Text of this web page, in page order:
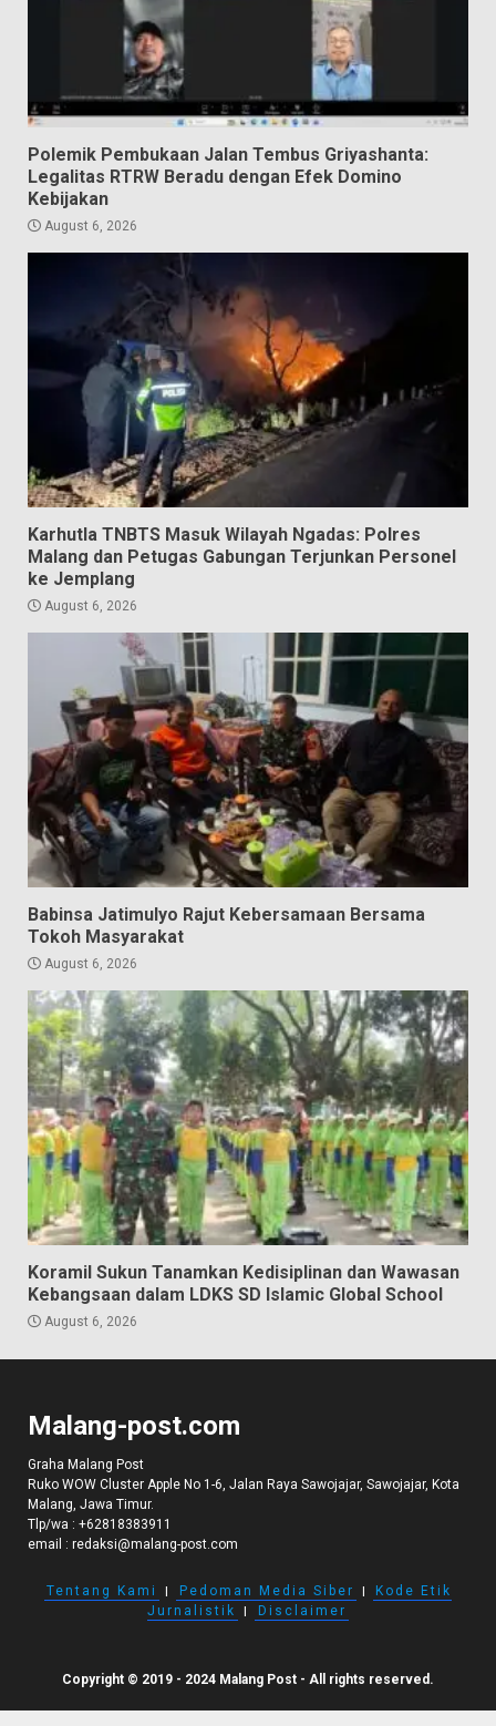
Polemik Pembukaan Jalan Tembus Griyashanta:
Legalitas RTRW Beradu dengan Efek Domino
Kebijakan
August 6, 2026
Karhutla TNBTS Masuk Wilayah Ngadas: Polres
Malang dan Petugas Gabungan Terjunkan Personel
ke Jemplang
August 6, 2026
Babinsa Jatimulyo Rajut Kebersamaan Bersama
Tokoh Masyarakat
August 6, 2026
Koramil Sukun Tanamkan Kedisiplinan dan Wawasan
Kebangsaan dalam LDKS SD Islamic Global School
August 6, 2026
Malang-post.com
Graha Malang Post
Ruko WOW Cluster Apple No 1-6, Jalan Raya Sawojajar, Sawojajar, Kota
Malang, Jawa Timur.
Tlp/wa : +62818383911
email : redaksi@malang-post.com
Tentang Kami I Pedoman Media Siber I
Kode Etik
Jurnalistik
I Disclaimer
Copyright © 2019 - 2024 Malang Post - All rights reserved.